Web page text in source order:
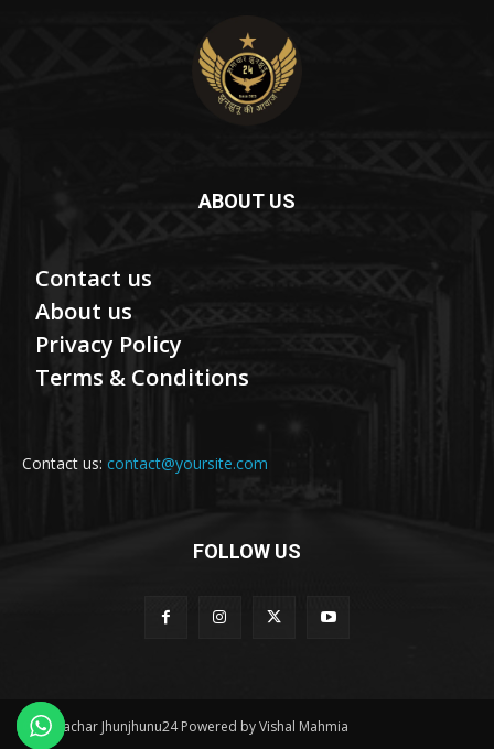
ABOUT US
Contact us
About us
Privacy Policy
Terms & Conditions
Contact us: contact@yoursite.com
FOLLOW US
© Samachar Jhunjhunu24 Powered by Vishal Mahmia